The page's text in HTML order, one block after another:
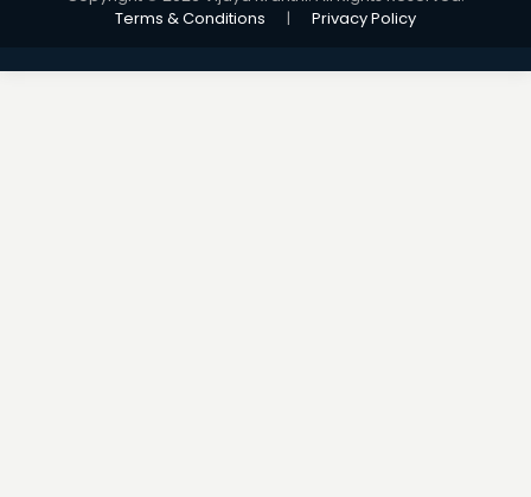
Terms & Conditions
| Privacy Policy